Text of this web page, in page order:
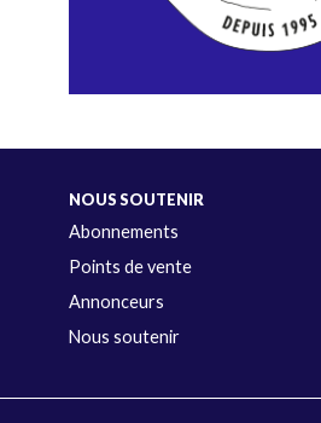
NOUS SOUTENIR
Abonnements
Points de vente
Annonceurs
Nous soutenir